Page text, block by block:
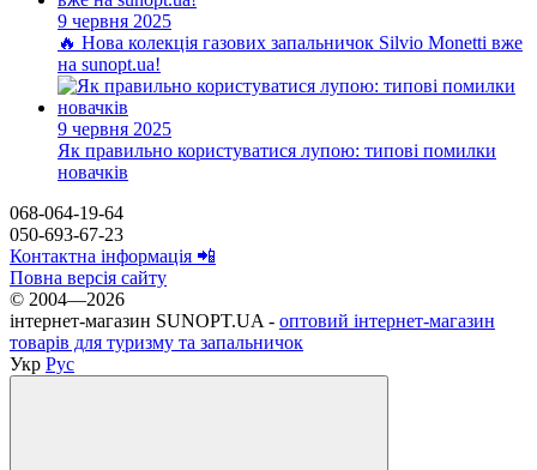
9 червня 2025
🔥 Нова колекція газових запальничок Silvio Monetti вже
на sunopt.ua!
9 червня 2025
Як правильно користуватися лупою: типові помилки
новачків
068-064-19-64
050-693-67-23
Контактна інформація 📲
Повна версія сайту
© 2004—2026
інтернет-магазин SUNOPT.UA - оптовий інтернет-магазин
товарів для туризму та запальничок
Укр Рус